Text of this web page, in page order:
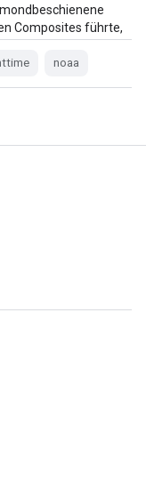
Composites führte,
noaa